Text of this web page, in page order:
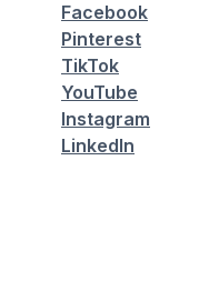
Facebook
Pinterest
TikTok
YouTube
Instagram
LinkedIn